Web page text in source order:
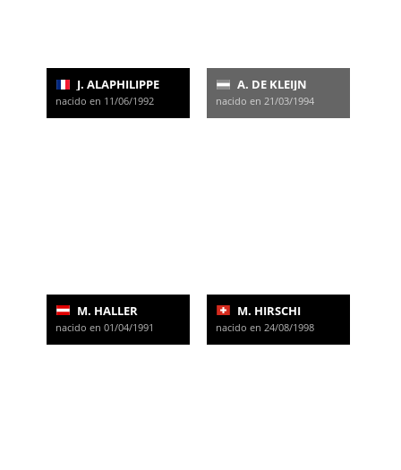
J. ALAPHILIPPE
nacido en 11/06/1992
A. DE KLEIJN
nacido en 21/03/1994
M. HALLER
nacido en 01/04/1991
M. HIRSCHI
nacido en 24/08/1998